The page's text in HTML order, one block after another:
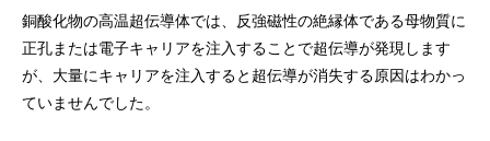
銅酸化物の高温超伝導体では、反強磁性の絶縁体である母物質に
正孔または電子キャリアを注入することで超伝導が発現します
が、大量にキャリアを注入すると超伝導が消失する原因はわかっ
ていませんでした。